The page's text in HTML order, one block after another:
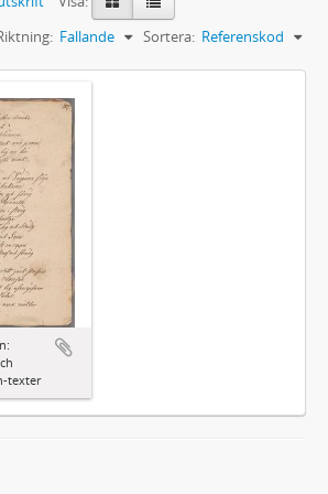
Sortera: Referenskod
Fallande
texter